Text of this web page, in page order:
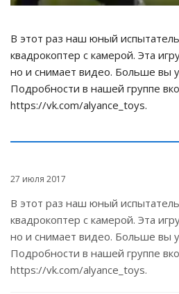
В этот раз наш юный
квадрокоптер с камерой. Эта
но и снимает видео. Больше вы
Подробности в нашей группе
https://vk.com/alyance_toys.
27 июля 2017
В этот раз наш юный
квадрокоптер с камерой. Эта
но и снимает видео. Больше вы
Подробности в нашей группе
https://vk.com/alyance_toys.